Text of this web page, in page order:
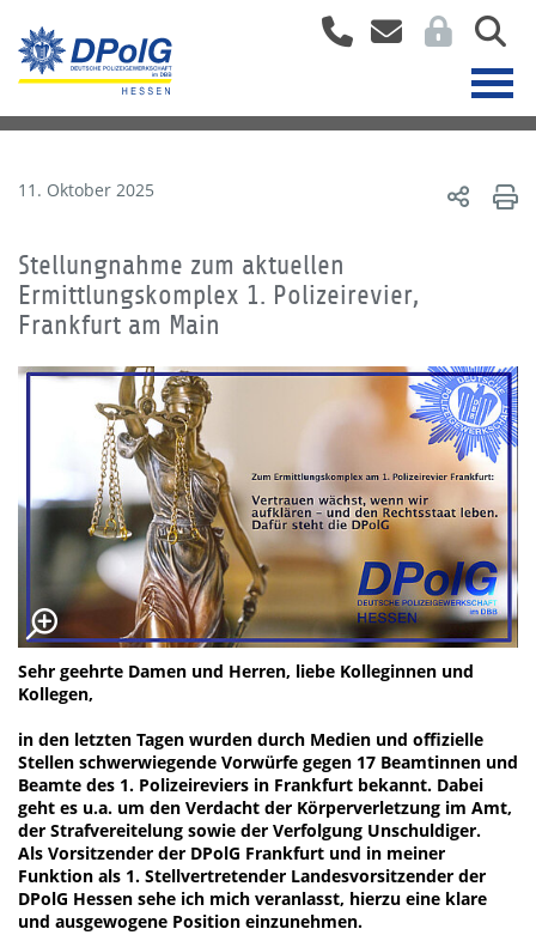
11. Oktober 2025
Stellungnahme zum aktuellen
Ermittlungskomplex 1. Polizeirevier,
Frankfurt am Main
Sehr geehrte Damen und Herren, liebe Kolleginnen und
Kollegen,
in den letzten Tagen wurden durch Medien und offizielle
Stellen schwerwiegende Vorwürfe gegen 17 Beamtinnen und
Beamte des 1. Polizeireviers in Frankfurt bekannt. Dabei
geht es u.a. um den Verdacht der Körperverletzung im Amt,
der Strafvereitelung sowie der Verfolgung Unschuldiger.
Als Vorsitzender der DPolG Frankfurt und in meiner
Funktion als 1. Stellvertretender Landesvorsitzender der
DPolG Hessen sehe ich mich veranlasst, hierzu eine klare
und ausgewogene Position einzunehmen.